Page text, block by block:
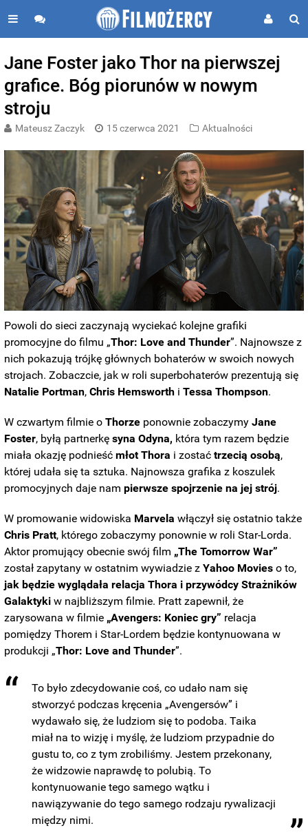
Jane Foster jako Thor na pierwszej
grafice. Bóg piorunów w nowym
stroju
Mateusz Zaczyk 15 czerwca 2021 Aktualności
Powoli do sieci zaczynają wyciekać kolejne grafiki
promocyjne do filmu „Thor: Love and Thunder”. Najnowsze z
nich pokazują trójkę głównych bohaterów w swoich nowych
strojach. Zobaczcie, jak w roli superbohaterów prezentują się
Natalie Portman,Chris Hemsworth iTessa Thompson.
W czwartym filmie oThorze ponownie zobaczymyJane
Foster, byłą partnerkęsyna Odyna, która tym razem będzie
miała okazję podnieśćmłot Thora i zostaćtrzecią osobą,
której udała się ta sztuka. Najnowsza grafika z koszulek
promocyjnych daje nampierwsze spojrzenie na jej strój.
W promowanie widowiska Marvela włączył się ostatnio także
Chris Pratt, którego zobaczymy ponownie w roli Star-Lorda.
Aktor promujący obecnie swój film „The Tomorrow War”
został zapytany w ostatnim wywiadzie zYahoo Movies o to,
jak będzie wyglądała relacja Thora i przywódcy Strażników
Galaktyki w najbliższym filmie. Pratt zapewnił, że
zarysowana w filmie „Avengers: Koniec gry” relacja
pomiędzy Thorem i Star-Lordem będzie kontynuowana w
produkcji „Thor: Love and Thunder”.
To było zdecydowanie coś, co udało nam się
stworzyć podczas kręcenia „Avengersów” i
wydawało się, że ludziom się to podoba. Taika
miał na to wizję i myślę, że ludziom przypadnie do
gustu to, co z tym zrobiliśmy. Jestem przekonany,
że widzowie naprawdę to polubią. To
kontynuowanie tego samego wątku i
nawiązywanie do tego samego rodzaju rywalizacji
między nimi.